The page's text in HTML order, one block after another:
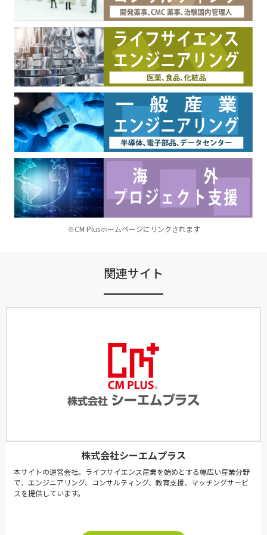
※CM Plusホームページにリンクされます
関連サイト
株式会社シーエムプラス
本サイトの運営会社。ライフサイエンス産業を始めとする幅広い産業分野
で、エンジニアリング、コンサルティング、教育支援、マッチングサービ
スを提供しています。